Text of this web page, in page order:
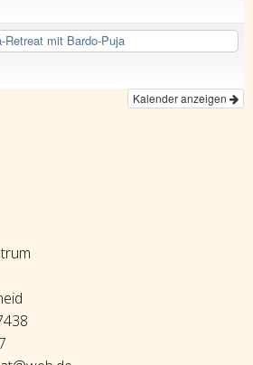
Retreat mit Bardo-Puja
Kalender anzeigen